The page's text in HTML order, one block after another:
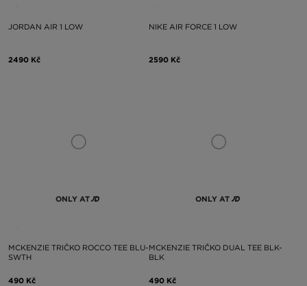
JORDAN AIR 1 LOW
2490 Kč
NIKE AIR FORCE 1 LOW
2590 Kč
ONLY AT
MCKENZIE TRIČKO ROCCO TEE BLU-
SWTH
490 Kč
ONLY AT
MCKENZIE TRIČKO DUAL TEE BLK-
BLK
490 Kč